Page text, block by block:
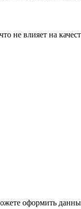
не влияет на
оформить